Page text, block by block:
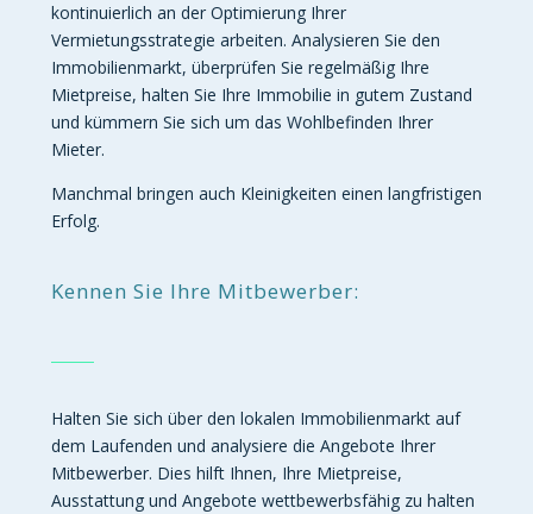
kontinuierlich an der Optimierung Ihrer
Vermietungsstrategie arbeiten. Analysieren Sie den
Immobilienmarkt, überprüfen Sie regelmäßig Ihre
Mietpreise, halten Sie Ihre Immobilie in gutem Zustand
und kümmern Sie sich um das Wohlbefinden Ihrer
Mieter.
Manchmal bringen auch Kleinigkeiten einen langfristigen
Erfolg.
Kennen Sie Ihre Mitbewerber:
Halten Sie sich über den lokalen Immobilienmarkt auf
dem Laufenden und analysiere die Angebote Ihrer
Mitbewerber. Dies hilft Ihnen, Ihre Mietpreise,
Ausstattung und Angebote wettbewerbsfähig zu halten